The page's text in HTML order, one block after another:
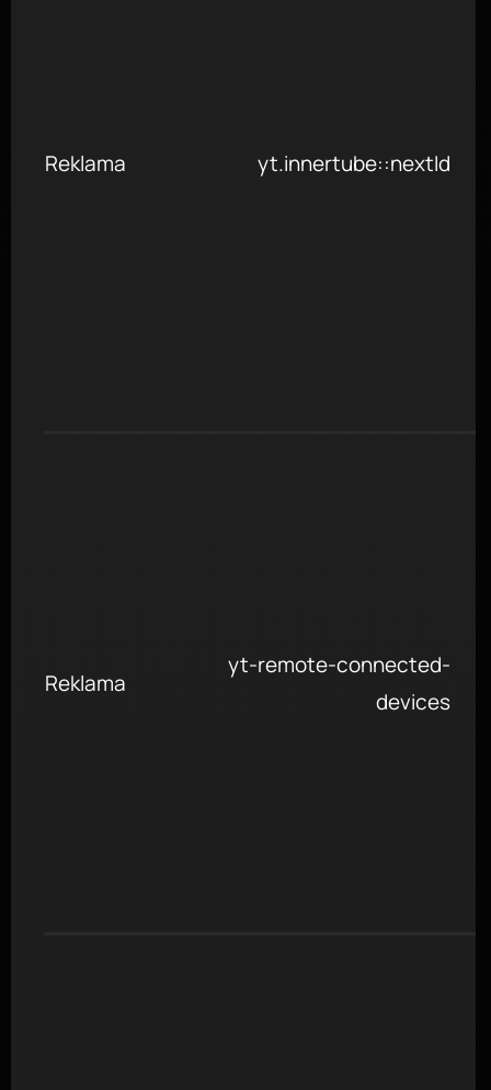
Reklama yt.innertube::nextId
Reklama
yt-remote-connected-
devices